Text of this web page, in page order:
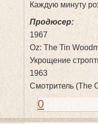
Каждую минуту
Продюсер:
1967
Oz: The Tin
Укрощение
1963
Смотритель (The
0